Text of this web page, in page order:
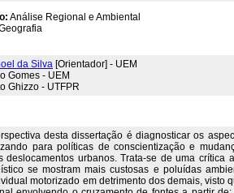
Análise Regional e Ambiental
da Silva [Orientador] - UEM
Gomes - UEM
Ghizzo - UTFPR
desta dissertação é diagnosticar os
para políticas de conscientização e
deslocamentos urbanos. Trata-se de uma
se mostram mais custosas e poluídas
motorizado em detrimento dos demais, visto